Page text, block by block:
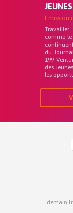
Emission
comme
du
199
des
les